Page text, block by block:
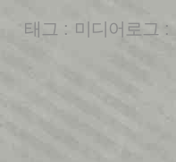
태그 : 미디어로그 :